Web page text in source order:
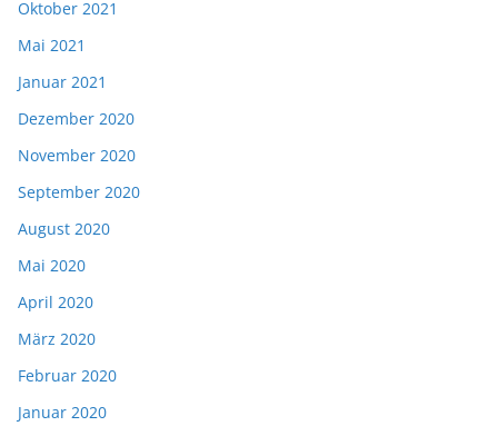
Oktober 2021
Mai 2021
Januar 2021
Dezember 2020
November 2020
September 2020
August 2020
Mai 2020
April 2020
März 2020
Februar 2020
Januar 2020